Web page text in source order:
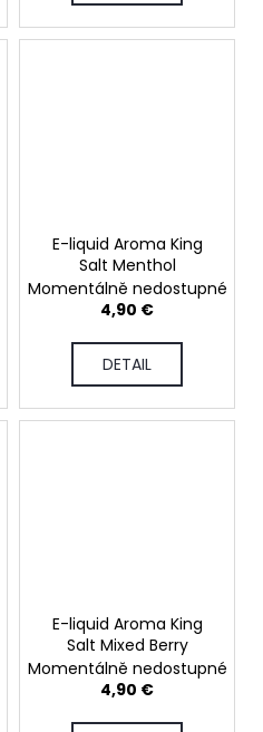
E-liquid Aroma King
Salt Menthol
Momentálně nedostupné
4,90 €
DETAIL
E-liquid Aroma King
Salt Mixed Berry
Momentálně nedostupné
4,90 €